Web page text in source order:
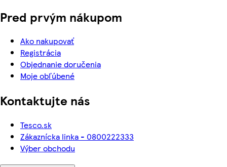
Pred prvým nákupom
Ako nakupovať
Registrácia
Objednanie doručenia
Moje obľúbené
Kontaktujte nás
Tesco.sk
Zákaznícka linka - 0800222333
Výber obchodu